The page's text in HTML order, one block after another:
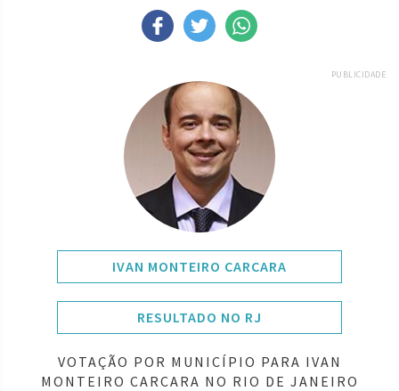
PUBLICIDADE
IVAN MONTEIRO CARCARA
RESULTADO NO RJ
VOTAÇÃO POR MUNICÍPIO PARA IVAN
MONTEIRO CARCARA NO RIO DE JANEIRO